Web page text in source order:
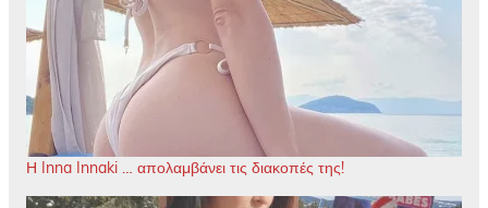
Η Inna Innaki … απολαμβάνει τις διακοπές της!